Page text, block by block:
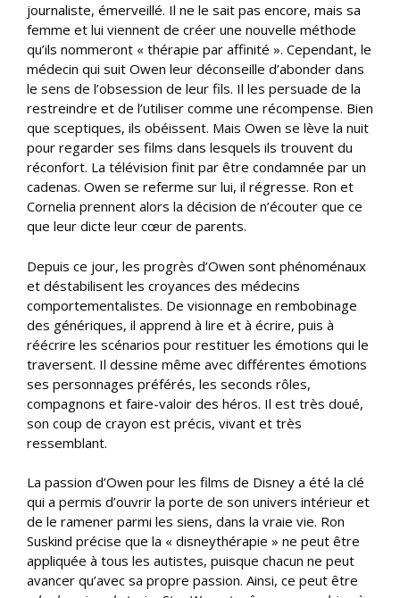
journaliste, émerveillé. Il ne le sait pas encore, mais sa
femme et lui viennent de créer une nouvelle méthode
qu’ils nommeront « thérapie par affinité ». Cependant, le
médecin qui suit Owen leur déconseille d’abonder dans
le sens de l’obsession de leur fils. Il les persuade de la
restreindre et de l’utiliser comme une récompense. Bien
que sceptiques, ils obéissent. Mais Owen se lève la nuit
pour regarder ses films dans lesquels ils trouvent du
réconfort. La télévision finit par être condamnée par un
cadenas. Owen se referme sur lui, il régresse. Ron et
Cornelia prennent alors la décision de n’écouter que ce
que leur dicte leur cœur de parents.
Depuis ce jour, les progrès d’Owen sont phénoménaux
et déstabilisent les croyances des médecins
comportementalistes. De visionnage en rembobinage
des génériques, il apprend à lire et à écrire, puis à
réécrire les scénarios pour restituer les émotions qui le
traversent. Il dessine même avec différentes émotions
ses personnages préférés, les seconds rôles,
compagnons et faire-valoir des héros. Il est très doué,
son coup de crayon est précis, vivant et très
ressemblant.
La passion d’Owen pour les films de Disney a été la clé
qui a permis d’ouvrir la porte de son univers intérieur et
de le ramener parmi les siens, dans la vraie vie. Ron
Suskind précise que la « disneythérapie » ne peut être
appliquée à tous les autistes, puisque chacun ne peut
avancer qu’avec sa propre passion. Ainsi, ce peut être